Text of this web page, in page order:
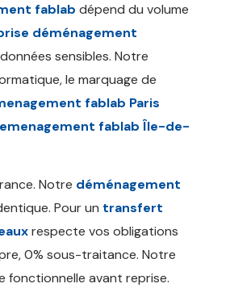
fablab dépend du volume
déménagement
sensibles. Notre
le marquage de
fablab Paris
fablab Île-de-
Notre déménagement
Pour un transfert
respecte vos obligations
0% sous-traitance. Notre
fonctionnelle avant reprise.